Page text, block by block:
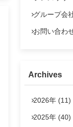
法定公告
お問い合わせ
グループ会
お問い合わ
Archives
2026年 (11)
2025年 (40)